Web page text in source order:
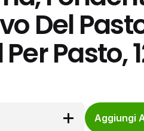
Del
Pasto,
Aggiungi